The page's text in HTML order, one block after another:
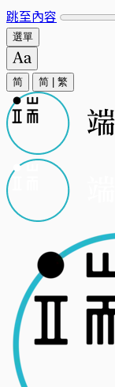
跳至內容
選單
简 简 繁